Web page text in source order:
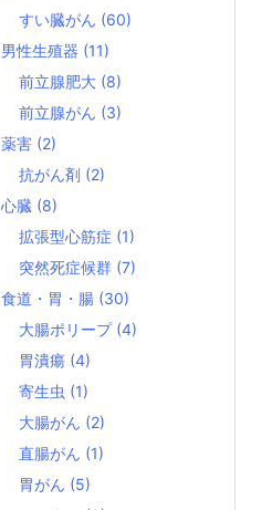
すい臓がん (60)
男性生殖器 (11)
前立腺肥大 (8)
前立腺がん (3)
薬害 (2)
抗がん剤 (2)
心臓 (8)
拡張型心筋症 (1)
突然死症候群 (7)
食道・胃・腸 (30)
大腸ポリープ (4)
胃潰瘍 (4)
寄生虫 (1)
大腸がん (2)
直腸がん (1)
胃がん (5)